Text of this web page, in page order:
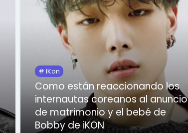
IKon
Como están reaccionando los
internautas coreanos al anuncio
de matrimonio y el bebé de
Bobby de iKON